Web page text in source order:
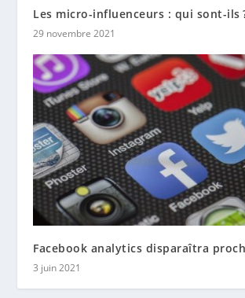
Les micro-influenceurs : qui sont-ils
29 novembre 2021
Facebook analytics disparaîtra
3 juin 2021